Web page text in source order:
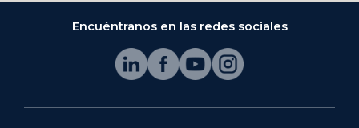
Encuéntranos en las redes sociales